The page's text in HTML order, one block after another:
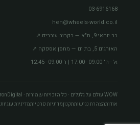
03-6916168
hen@wheels-world.co.il
בר יוחאי 9, ת"א — בקרוב עוברים ↗
האורגים 5, בת ים — מחסן אספקה ↗
א'–ה' 09:00–17:00 | ו' 09:00–12:45
WOW עולם על גלגלים · כל הזכויות שמורות · ZevronDigital
אודותהצהרת נגישותתקנוןמדיניות פרטיותמדיניות עוגיות